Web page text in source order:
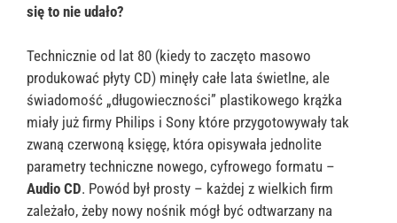
się to nie udało?
Technicznie od lat 80 (kiedy to zaczęto masowo
produkować płyty CD) minęły całe lata świetlne, ale
świadomość „długowieczności” plastikowego krążka
miały już firmy Philips i Sony które przygotowywały tak
zwaną czerwoną księgę, która opisywała jednolite
parametry techniczne nowego, cyfrowego formatu –
Audio CD. Powód był prosty – każdej z wielkich firm
zależało, żeby nowy nośnik mógł być odtwarzany na